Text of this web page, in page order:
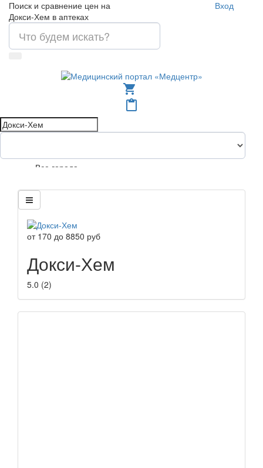
Поиск и сравнение цен на
Докси-Хем в аптеках
Вход
shopping_cart
content_paste
Все города
от 170 до 8850 руб
Докси-Хем
5.0 (2)